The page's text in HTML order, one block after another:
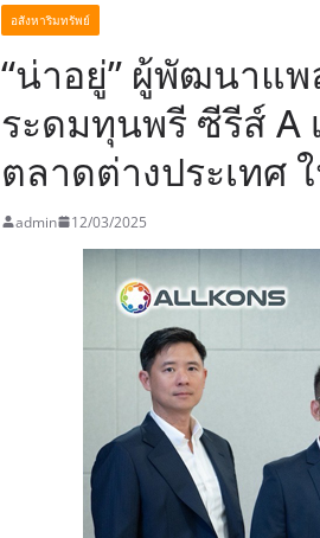
อสังหาริมทรัพย์
“น่าอยู่” ผู้พัฒนาแ
ระดมทุนพรี ซีรีส์ A
ตลาดต่างประเทศ
admin 12/03/2025